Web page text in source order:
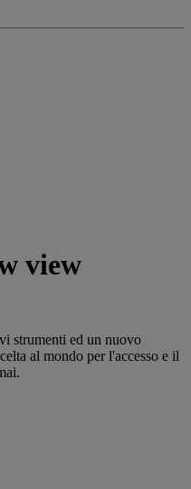
view
strumenti ed un nuovo
al mondo per l'accesso e il